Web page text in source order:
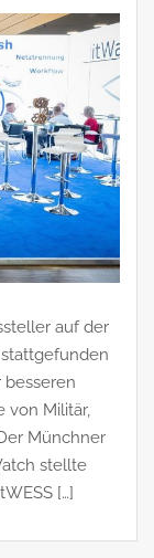
auf der
stattgefunden
besseren
von Militär,
Münchner
stellte
[…]